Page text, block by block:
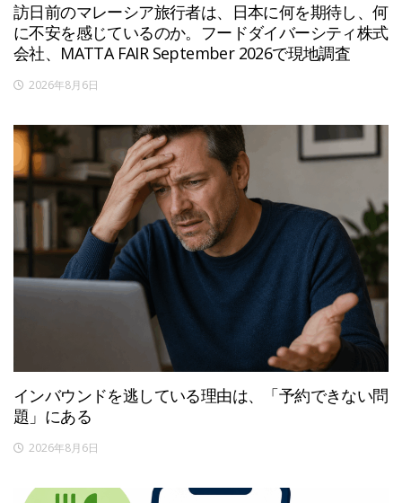
訪日前のマレーシア旅行者は、日本に何を期待し、何
に不安を感じているのか。フードダイバーシティ株式
会社、MATTA FAIR September 2026で現地調査
2026年8月6日
インバウンドを逃している理由は、「予約できない問
題」にある
2026年8月6日